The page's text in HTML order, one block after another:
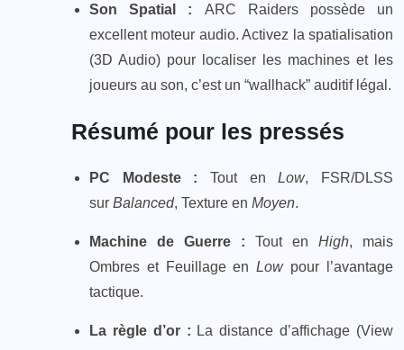
Son Spatial : ARC Raiders possède un
excellent moteur audio. Activez la spatialisation
(3D Audio) pour localiser les machines et les
joueurs au son, c’est un “wallhack” auditif légal.
Résumé pour les pressés
PC Modeste : Tout enLow, FSR/DLSS
sur Balanced, Texture en Moyen.
Machine de Guerre : Tout en High, mais
Ombres et Feuillage enLowpour l’avantage
tactique.
La règle d’or : La distance d’affichage (View